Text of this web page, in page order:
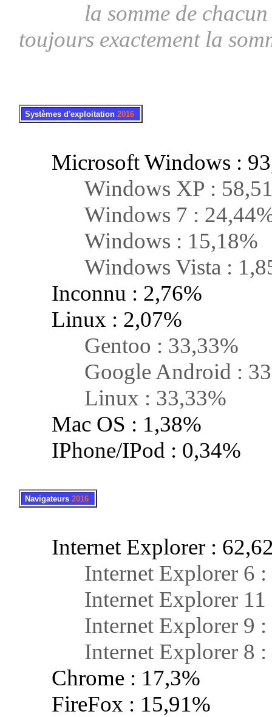
la somme de chacun
toujours exactement la
Systèmes d'exploitation 2016
Microsoft Windows :
Windows XP :
Windows 7 :
Windows : 15,18%
Windows Vista :
Inconnu : 2,76%
Linux : 2,07%
Gentoo : 33,33%
Google Android :
Linux : 33,33%
Mac OS : 1,38%
IPhone/IPod : 0,34%
Navigateurs 2016
Internet Explorer :
Internet Explorer 6 :
Internet Explorer 11 :
Internet Explorer 9 :
Internet Explorer 8 :
Chrome : 17,3%
FireFox : 15,91%